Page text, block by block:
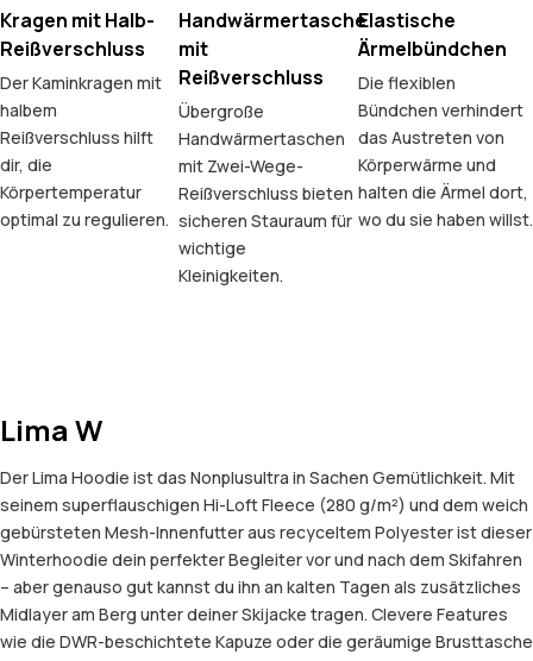
Kragen mit Halb-
Reißverschluss
Der Kaminkragen mit
halbem
Reißverschluss hilft
dir, die
Körpertemperatur
optimal zu regulieren.
Handwärmertasche
mit
Reißverschluss
Übergroße
Handwärmertaschen
mit Zwei-Wege-
Reißverschluss bieten
sicheren Stauraum für
wichtige
Kleinigkeiten.
Elastische
Ärmelbündchen
Die flexiblen
Bündchen verhindert
das Austreten von
Körperwärme und
halten die Ärmel dort,
wo du sie haben willst.
Lima W
Der Lima Hoodie ist das Nonplusultra in Sachen Gemütlichkeit. Mit
seinem superflauschigen Hi-Loft Fleece (280 g/m²) und dem weich
gebürsteten Mesh-Innenfutter aus recyceltem Polyester ist dieser
Winterhoodie dein perfekter Begleiter vor und nach dem Skifahren
– aber genauso gut kannst du ihn an kalten Tagen als zusätzliches
Midlayer am Berg unter deiner Skijacke tragen. Clevere Features
wie die DWR-beschichtete Kapuze oder die geräumige Brusttasche